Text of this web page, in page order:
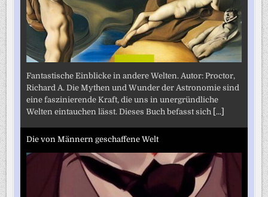
Fantastische Einblicke in andere Welten. Autor: Proctor,
Richard A. Die Mythen und Wunder der Astronomie sind
eine faszinierende Kraft, die uns in unergründliche
Welten eintauchen lässt. Dieses Buch befasst sich [...]
Die von Männern geschaffene Welt